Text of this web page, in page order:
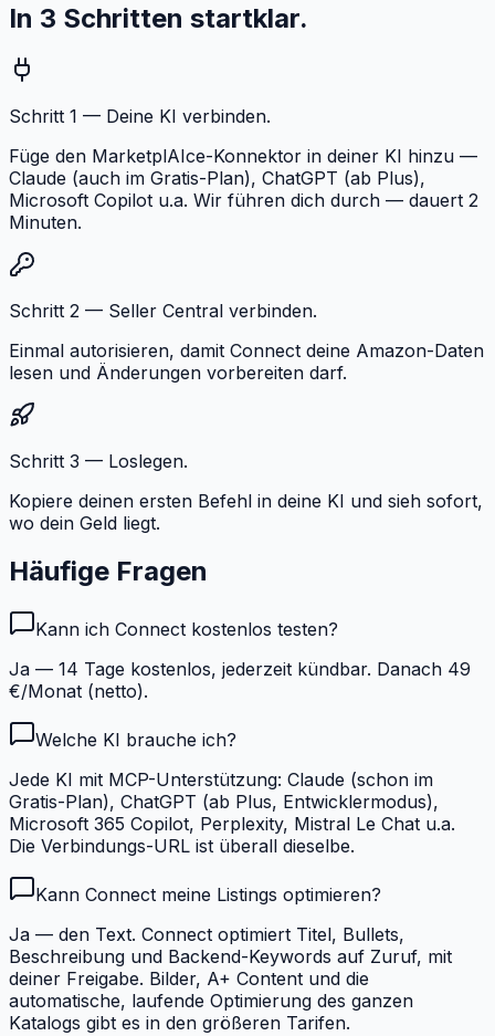
In 3 Schritten startklar.
Schritt 1 — Deine KI verbinden.
Füge den MarketplAIce-Konnektor in deiner KI hinzu —
Claude (auch im Gratis-Plan), ChatGPT (ab Plus),
Microsoft Copilot u.a. Wir führen dich durch — dauert 2
Minuten.
Schritt 2 — Seller Central verbinden.
Einmal autorisieren, damit Connect deine Amazon-Daten
lesen und Änderungen vorbereiten darf.
Schritt 3 — Loslegen.
Kopiere deinen ersten Befehl in deine KI und sieh sofort,
wo dein Geld liegt.
Häufige Fragen
Kann ich Connect kostenlos testen?
Ja — 14 Tage kostenlos, jederzeit kündbar. Danach 49
€/Monat (netto).
Welche KI brauche ich?
Jede KI mit MCP-Unterstützung: Claude (schon im
Gratis-Plan), ChatGPT (ab Plus, Entwicklermodus),
Microsoft 365 Copilot, Perplexity, Mistral Le Chat u.a.
Die Verbindungs-URL ist überall dieselbe.
Kann Connect meine Listings optimieren?
Ja — den Text. Connect optimiert Titel, Bullets,
Beschreibung und Backend-Keywords auf Zuruf, mit
deiner Freigabe. Bilder, A+ Content und die
automatische, laufende Optimierung des ganzen
Katalogs gibt es in den größeren Tarifen.